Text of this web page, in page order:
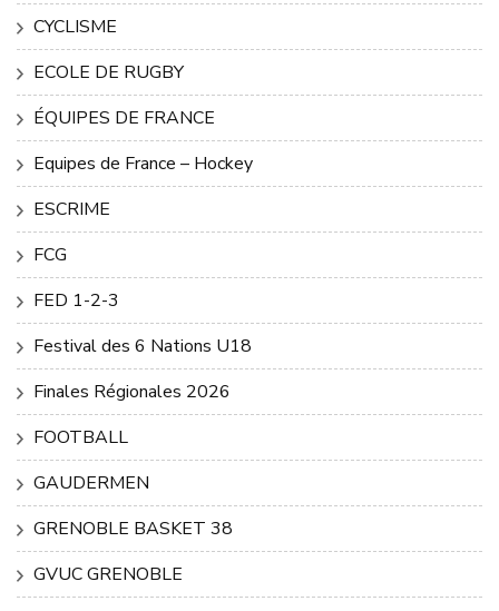
CYCLISME
ECOLE DE RUGBY
ÉQUIPES DE FRANCE
Equipes de France – Hockey
ESCRIME
FCG
FED 1-2-3
Festival des 6 Nations U18
Finales Régionales 2026
FOOTBALL
GAUDERMEN
GRENOBLE BASKET 38
GVUC GRENOBLE